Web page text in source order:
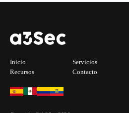
Inicio Servicios
Recursos
Contacto